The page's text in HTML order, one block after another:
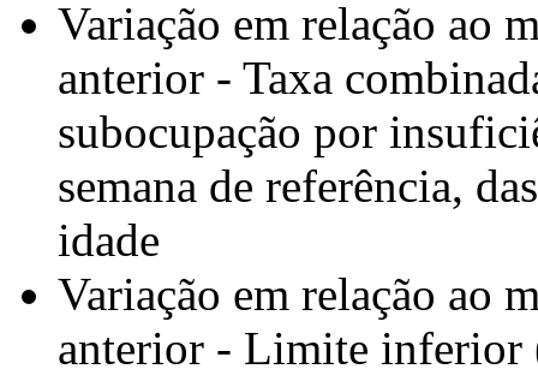
Variação em relação ao
anterior - Taxa
subocupação por
semana de referência,
idade
Variação em relação ao
anterior - Limite inferior